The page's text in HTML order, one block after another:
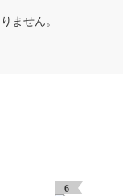
ません。
6